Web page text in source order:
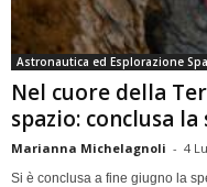
Astronautica ed Esplorazione
Nel cuore della
spazio: conclusa la
Marianna Michelagnoli - 4
Si è conclusa a fine giugno la